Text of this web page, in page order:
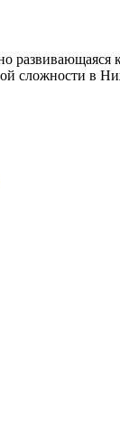
развивающаяся
сложности в